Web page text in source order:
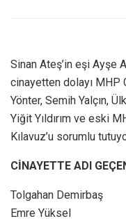
Sinan Ateş’in eşi Ayşe
cinayetten dolayı MHP
Yönter, Semih Yalçın,
Yiğit Yıldırım ve eski
Kılavuz’u sorumlu
CİNAYETTE ADI
Tolgahan Demirbaş
Emre Yüksel